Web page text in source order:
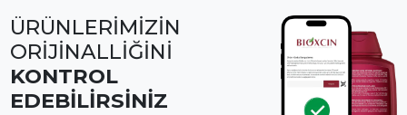
ÜRÜNLERİMİZİN
ORİJİNALLİĞİNİ
KONTROL
EDEBİLİRSİNİZ